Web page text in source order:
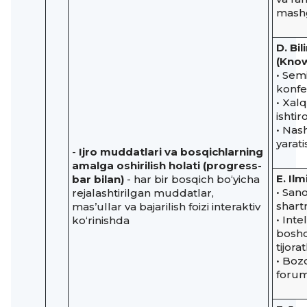
- Ijro muddatlari va bosqichlarning
amalga oshirilish holati (progress-
bar bilan) - har bir bosqich bo‘yicha
rejalashtirilgan muddatlar,
mas’ullar va bajarilish foizi interaktiv
ko‘rinishda
D.
•
•
•
E.
•
•
•